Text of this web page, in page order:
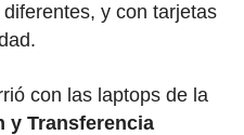
y con tarjetas
con las laptops de la
y Transferencia